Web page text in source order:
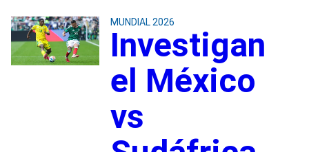
MUNDIAL 2026
Investigan
el México
vs